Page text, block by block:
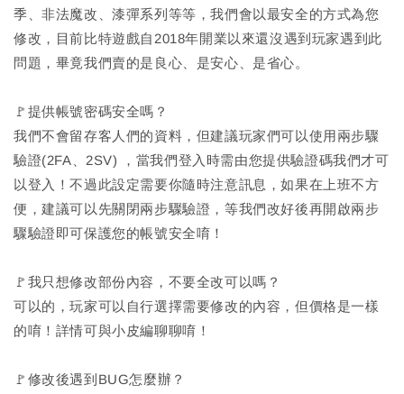
季、非法魔改、漆彈系列等等，我們會以最安全的方式為您
修改，目前比特遊戲自2018年開業以來還沒遇到玩家遇到此
問題，畢竟我們賣的是良心、是安心、是省心。
🚩提供帳號密碼安全嗎？
我們不會留存客人們的資料，但建議玩家們可以使用兩步驟
驗證(2FA、2SV) ，當我們登入時需由您提供驗證碼我們才可
以登入！不過此設定需要你隨時注意訊息，如果在上班不方
便，建議可以先關閉兩步驟驗證，等我們改好後再開啟兩步
驟驗證即可保護您的帳號安全唷！
🚩我只想修改部份內容，不要全改可以嗎？
可以的，玩家可以自行選擇需要修改的內容，但價格是一樣
的唷！詳情可與小皮編聊聊唷！
🚩修改後遇到BUG怎麼辦？